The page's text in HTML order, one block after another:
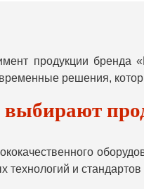
продукции
решения,
технологий и